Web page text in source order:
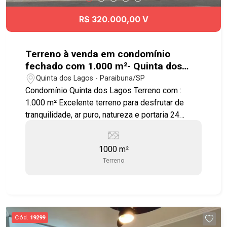
R$ 320.000,00 V
Terreno à venda em condomínio
fechado com 1.000 m²- Quinta dos
Lagos - Paraibuna
Quinta dos Lagos - Paraibuna/SP
Condomínio Quinta dos Lagos Terreno com :
1.000 m² Excelente terreno para desfrutar de
tranquilidade, ar puro, natureza e portaria 24
mil m² de muito verde e 9 lagos, além de lazer
completo: - Quadra poliesportiva - 9 lagos -
Bosque - Pista de Caminhada - Salão de Festas -
Poliesportiva - Salão de Festa - Salão de Jogos
O lugar dos seus sonhos junto à Natureza!!!
1000 m²
Terreno
Cód. 19299